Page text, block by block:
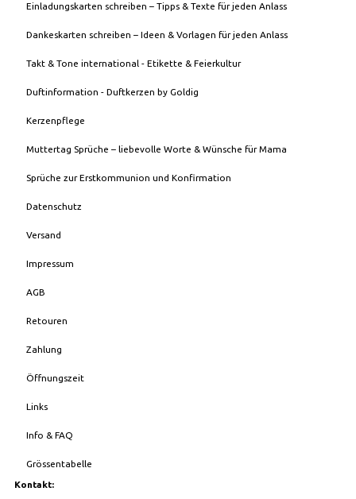
Einladungskarten schreiben – Tipps & Texte für jeden Anlass
Dankeskarten schreiben – Ideen & Vorlagen für jeden Anlass
Takt & Tone international - Etikette & Feierkultur
Duftinformation - Duftkerzen by Goldig
Kerzenpflege
Muttertag Sprüche – liebevolle Worte & Wünsche für Mama
Sprüche zur Erstkommunion und Konfirmation
Datenschutz
Versand
Impressum
AGB
Retouren
Zahlung
Öffnungszeit
Links
Info & FAQ
Grössentabelle
Kontakt: